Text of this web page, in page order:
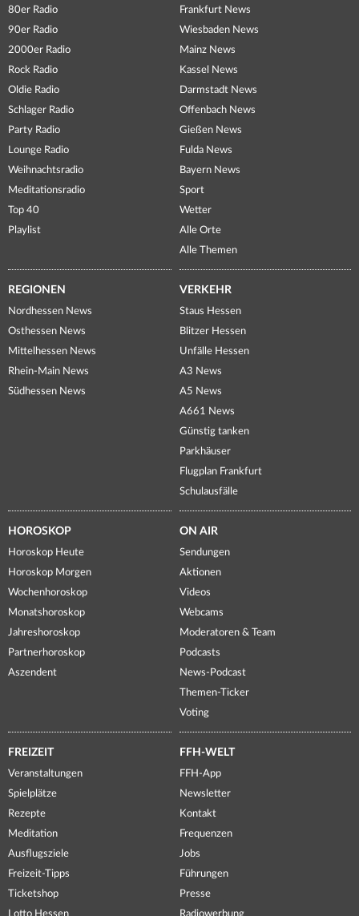
80er Radio
90er Radio
2000er Radio
Rock Radio
Oldie Radio
Schlager Radio
Party Radio
Lounge Radio
Weihnachtsradio
Meditationsradio
Top 40
Playlist
Frankfurt News
Wiesbaden News
Mainz News
Kassel News
Darmstadt News
Offenbach News
Gießen News
Fulda News
Bayern News
Sport
Wetter
Alle Orte
Alle Themen
REGIONEN
Nordhessen News
Osthessen News
Mittelhessen News
Rhein-Main News
Südhessen News
VERKEHR
Staus Hessen
Blitzer Hessen
Unfälle Hessen
A3 News
A5 News
A661 News
Günstig tanken
Parkhäuser
Flugplan Frankfurt
Schulausfälle
HOROSKOP
Horoskop Heute
Horoskop Morgen
Wochenhoroskop
Monatshoroskop
Jahreshoroskop
Partnerhoroskop
Aszendent
ON AIR
Sendungen
Aktionen
Videos
Webcams
Moderatoren & Team
Podcasts
News-Podcast
Themen-Ticker
Voting
FREIZEIT
Veranstaltungen
Spielplätze
Rezepte
Meditation
Ausflugsziele
Freizeit-Tipps
Ticketshop
Lotto Hessen
FFH-WELT
FFH-App
Newsletter
Kontakt
Frequenzen
Jobs
Führungen
Presse
Radiowerbung